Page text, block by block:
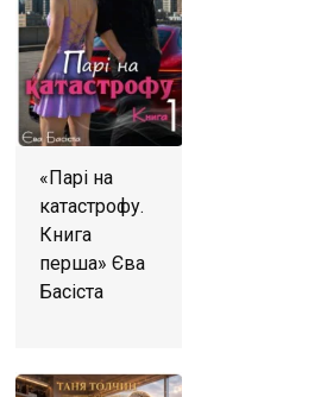
«Парі на
катастрофу.
Книга
перша» Єва
Басіста